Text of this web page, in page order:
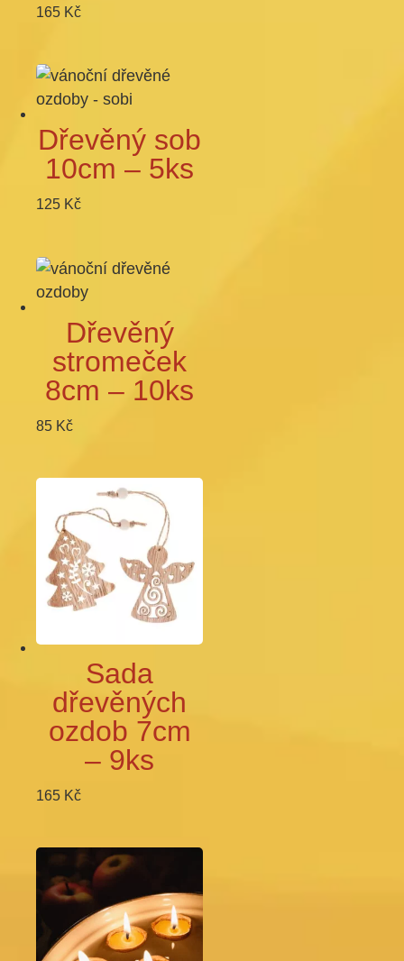
165 Kč
Dřevěný sob
10cm – 5ks
125 Kč
Dřevěný
stromeček
8cm – 10ks
85 Kč
Sada
dřevěných
ozdob 7cm
– 9ks
165 Kč